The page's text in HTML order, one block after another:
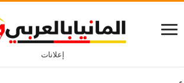
إعلانات